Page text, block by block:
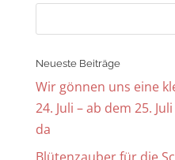
Neueste Beiträge
Wir gönnen uns eine
24. Juli – ab dem 25.
da